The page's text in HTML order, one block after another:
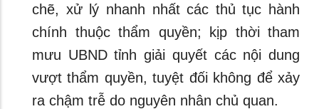
chẽ, xử lý nhanh nhất các thủ tục hành
chính thuộc thẩm quyền; kịp thời tham
mưu UBND tỉnh giải quyết các nội dung
vượt thẩm quyền, tuyệt đối không để xảy
ra chậm trễ do nguyên nhân chủ quan.